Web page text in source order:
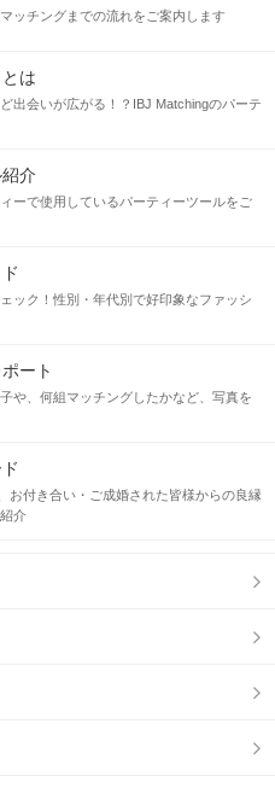
ッチングまでの流れをご案内します
は
出会いが広がる！？IBJ Matchingのパーテ
介
ーで使用しているパーティーツールをご
ック！性別・年代別で好印象なファッシ
ート
や、何組マッチングしたかなど、写真を
お付き合い・ご成婚された皆様からの良縁
介